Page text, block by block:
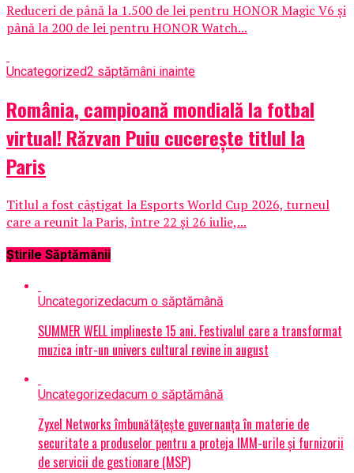
Reduceri de până la 1.500 de lei pentru HONOR Magic V6 și
până la 200 de lei pentru HONOR Watch...
Uncategorized2 săptămâni inainte
România, campioană mondială la fotbal
virtual! Răzvan Puiu cucerește titlul la
Paris
Titlul a fost câștigat la Esports World Cup 2026, turneul
care a reunit la Paris, între 22 și 26 iulie,...
Știrile Săptămânii
Uncategorizedacum o săptămână
SUMMER WELL implineste 15 ani. Festivalul care a transformat
muzica intr-un univers cultural revine in august
Uncategorizedacum o săptămână
Zyxel Networks îmbunătățește guvernanța în materie de
securitate a produselor pentru a proteja IMM-urile și furnizorii
de servicii de gestionare (MSP)